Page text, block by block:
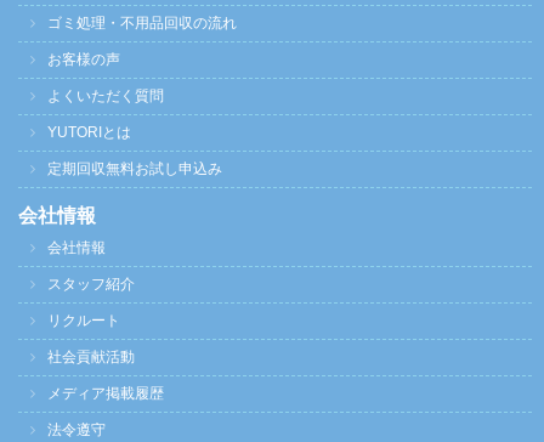
ゴミ処理・不用品回収の流れ
お客様の声
よくいただく質問
YUTORIとは
定期回収無料お試し申込み
会社情報
会社情報
スタッフ紹介
リクルート
社会貢献活動
メディア掲載履歴
法令遵守